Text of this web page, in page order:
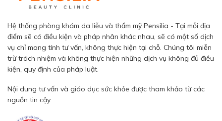
Hệ thống phòng khám da liễu và thẩm mỹ Pensilia - Tại mỗi địa
điểm sẽ có điều kiện và pháp nhân khác nhau, sẽ có một số dịch
vụ chỉ mang tính tư vấn, không thực hiện tại chỗ. Chúng tôi miễn
trừ trách nhiệm và không thực hiện những dịch vụ không đủ điều
kiện, quy định của pháp luật.
Nội dung tư vấn và giáo dục sức khỏe được tham khảo từ các
nguồn tin cậy.